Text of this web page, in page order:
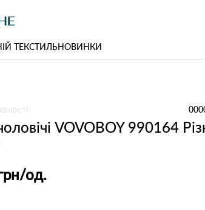
ТЕКСТИЛЬНОВИНКИ
VOVOBOY 990164
/од.